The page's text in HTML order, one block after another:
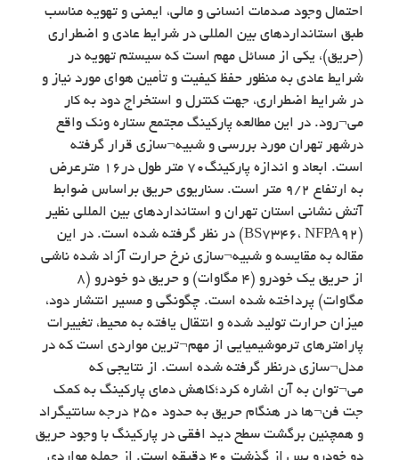
احتمال وجود صدمات انسانی و مالی، ایمنی و تهویه مناسب
طبق استانداردهای بین المللی در شرایط عادی و اضطراری
(حریق)، یکی از مسائل مهم است که سیستم تهویه در
شرایط عادی به منظور حفظ کیفیت و تأمین هوای مورد نیاز و
در شرایط اضطراری، جهت کنترل و استخراج دود به کار
می¬رود. در این مطالعه پارکینگ مجتمع ستاره ونک واقع
درشهر تهران مورد بررسی و شبیه¬سازی قرار گرفته
است. ابعاد و اندازه پارکینگ۷۰ متر طول در۱۶ مترعرض
به ارتفاع ۹/۲ متر است. سناریوی حریق براساس ضوابط
آتش نشانی استان تهران و استانداردهای بین المللی نظیر
(BS7346، NFPA92) در نظر گرفته شده است. در این
مقاله به مقایسه و شبیه¬سازی نرخ حرارت آزاد شده ناشی
از حریق یک خودرو (۴ مگاوات) و حریق دو خودرو (۸
مگاوات) پرداخته شده است. چگونگی و مسیر انتشار دود،
میزان حرارت تولید شده و انتقال یافته به محیط، تغییرات
پارامترهای ترموشیمیایی از مهم¬ترین مواردی است که در
مدل¬سازی درنظر گرفته شده است. از نتایجی که
می¬توان به آن اشاره کرد؛کاهش دمای پارکینگ به کمک
جت فن¬ها در هنگام حریق به حدود ۲۵۰ درجه سانتیگراد
و همچنین برگشت سطح دید افقی در پارکینگ با وجود حریق